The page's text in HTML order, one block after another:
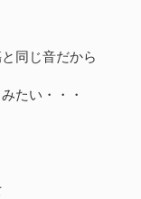
同じ音だから
たい・・・